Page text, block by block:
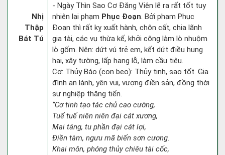
Nhị
Thập
Bát Tú
- Ngày Thìn Sao Cơ Đăng Viên lẽ ra rất tốt tuy
nhiên lại phạm Phục Đoạn. Bởi phạm Phục
Đoạn thì rất kỵ xuất hành, chôn cất, chia lãnh
gia tài, các vụ thừa kế, khởi công làm lò nhuộm
lò gốm. Nên: dứt vú trẻ em, kết dứt điều hung
hại, xây tường, lấp hang lỗ, làm cầu tiêu.
Cơ: Thủy Báo (con beo): Thủy tinh, sao tốt. Gia
đình an lành, yên vui, vượng điền sản, đồng thời
sự nghiệp thăng tiến.
“Cơ tinh tạo tác chủ cao cường,
Tuế tuế niên niên đại cát xương,
Mai táng, tu phần đại cát lợi,
Điền tàm, ngưu mã biến sơn cương.
Khai môn, phóng thủy chiêu tài cốc,